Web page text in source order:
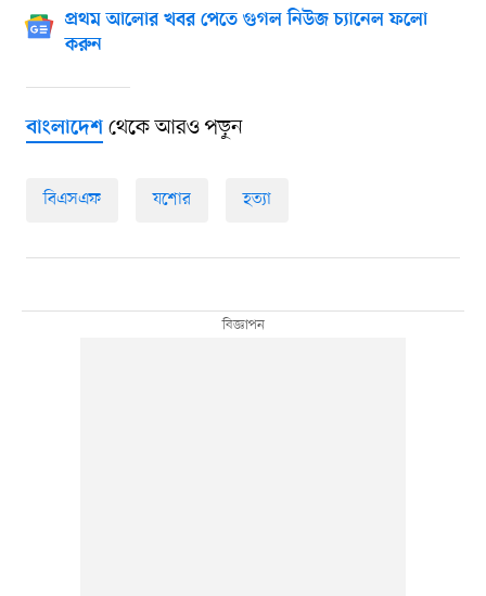
প্রথম আলোর খবর পেতে গুগল নিউজ চ্যানেল ফলো
করুন
বাংলাদেশথেকে আরও পড়ুন
বিএসএফ যশোর হত্যা